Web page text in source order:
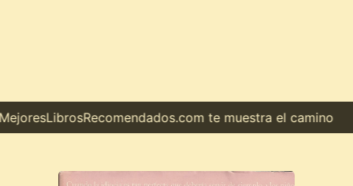
descubrir tu próximo libro favorito?